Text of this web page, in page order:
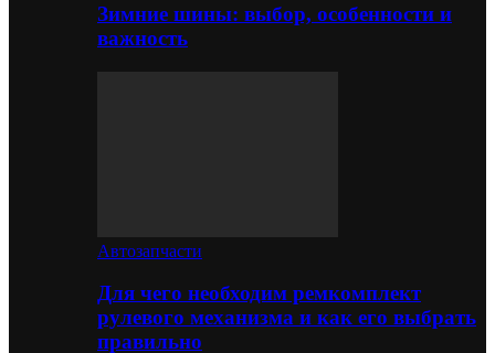
Зимние шины: выбор, особенности и
важность
Автозапчасти
Для чего необходим ремкомплект
рулевого механизма и как его выбрать
правильно